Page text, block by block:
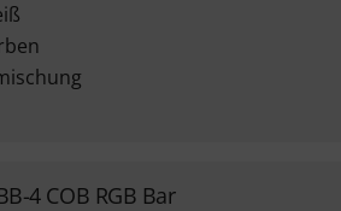
4 COB RGB Bar